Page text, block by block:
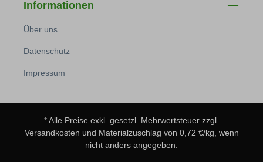
Informationen
Über uns
Datenschutz
Impressum
* Alle Preise exkl. gesetzl. Mehrwertsteuer zzgl.
Versandkosten und Materialzuschlag von 0,72 €/kg, wenn
nicht anders angegeben.